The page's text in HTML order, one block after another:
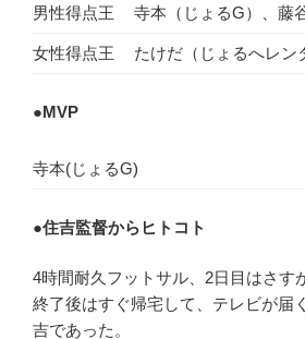
男性得点王 寺本（じょるG）、藤
女性得点王 たけだ（じょるへレン
●MVP
寺本(じょるG)
●住吉監督からヒトコト
4時間耐久フットサル、2日目はさす
終了後はすぐ帰宅して、テレビが届
吉であった。